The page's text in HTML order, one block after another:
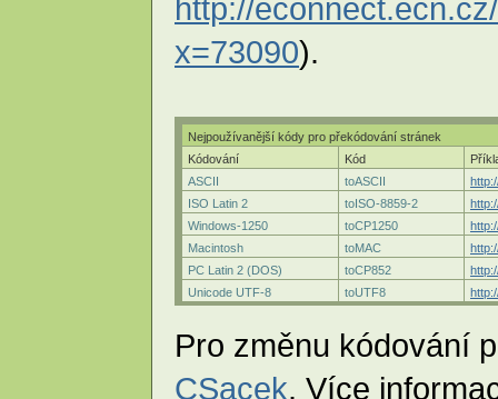
http://
x=73090).
Nejpoužívanější kódy pro překódování stránek
Kódování
Kód
ASCII
toASCII
ISO Latin 2
toISO-8859-2
Windows-1250
toCP1250
Macintosh
toMAC
PC Latin 2 (DOS)
toCP852
Unicode UTF-8
toUTF8
Pro změnu kódování
CSacek. Více